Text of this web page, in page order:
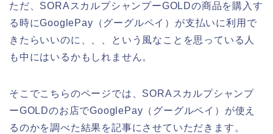
ただ、SORAスカルプシャンプーGOLDの商品を購入す
る時にGooglePay（グーグルペイ）が支払いに利用で
きたらいいのに、、、という風なことを思っている人
も中にはいるかもしれません。
そこでこちらのページでは、SORAスカルプシャンプ
ーGOLDのお店でGooglePay（グーグルペイ）が使え
るのかを調べた結果を記事にさせていただきます。